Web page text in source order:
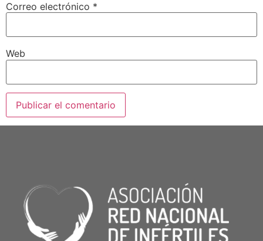
Correo electrónico *
Web